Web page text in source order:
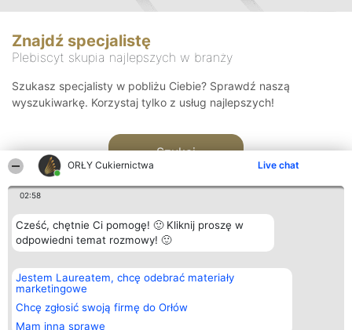
ORŁY Cukiernictwa Live chat
02:58
Cześć, chętnie Ci pomogę! 🙂 Kliknij proszę w
odpowiedni temat rozmowy! 🙂
Jestem Laureatem, chcę odebrać materiały
marketingowe
Chcę zgłosić swoją firmę do Orłów
Mam inną sprawę
Znajdź specjalistę
Plebiscyt skupia najlepszych w branży
Szukasz specjalisty w pobliżu Ciebie? Sprawdź naszą
wyszukiwarkę. Korzystaj tylko z usług najlepszych!
Szukaj
Organizator plebiscytu
Bright Side Solutions sp. z o.
o. sp. k.
ul. Ruska 22
Wrocław 50-079
KRS 0000749100 | Regon
Plebiscyt
Laureaci
wszystkich
Laureatów
Kontakt
Kontakt